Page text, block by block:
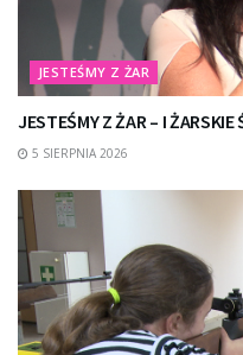
JESTEŚMY Z ŻAR
JESTEŚMY Z ŻAR – I
5 SIERPNIA 2026